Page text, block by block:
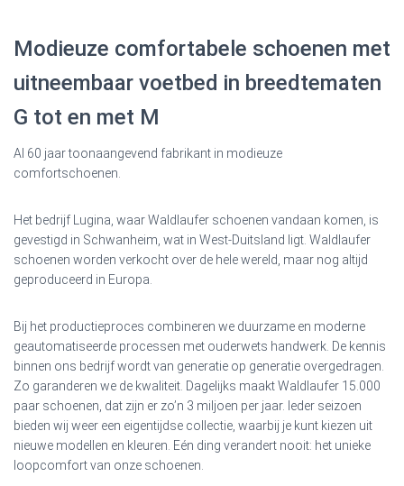
Modieuze comfortabele schoenen met
uitneembaar voetbed in breedtematen
G tot en met M
Al 60 jaar toonaangevend fabrikant in modieuze
comfortschoenen.
Het bedrijf Lugina, waar Waldlaufer schoenen vandaan komen, is
gevestigd in Schwanheim, wat in West-Duitsland ligt. Waldlaufer
schoenen worden verkocht over de hele wereld, maar nog altijd
geproduceerd in Europa.
Bij het productieproces combineren we duurzame en moderne
geautomatiseerde processen met ouderwets handwerk. De kennis
binnen ons bedrijf wordt van generatie op generatie overgedragen.
Zo garanderen we de kwaliteit. Dagelijks maakt Waldlaufer 15.000
paar schoenen, dat zijn er zo’n 3 miljoen per jaar. Ieder seizoen
bieden wij weer een eigentijdse collectie, waarbij je kunt kiezen uit
nieuwe modellen en kleuren. Eén ding verandert nooit: het unieke
loopcomfort van onze schoenen.